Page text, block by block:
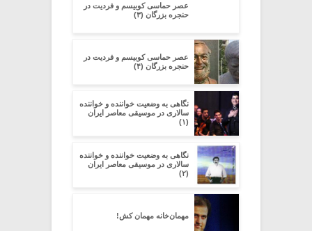
عصر حماسی کوبیسم و فردیت در
حنجره بزرگان (۳)
عصر حماسی کوبیسم و فردیت در
حنجره بزرگان (۴)
نگاهی به وضعیت خواننده و خواننده
سالاری در موسیقی معاصر ایران
(۱)
نگاهی به وضعیت خواننده و خواننده
سالاری در موسیقی معاصر ایران
(۲)
مهمان‌خانه مهمان کش!